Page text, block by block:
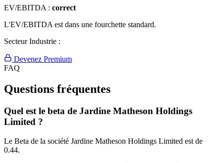
EV/EBITDA : correct
L'EV/EBITDA est dans une fourchette standard.
Secteur Industrie :
Devenez Premium
FAQ
Questions fréquentes
Quel est le beta de Jardine Matheson Holdings
Limited ?
Le Beta de la société Jardine Matheson Holdings Limited est de
0.44.